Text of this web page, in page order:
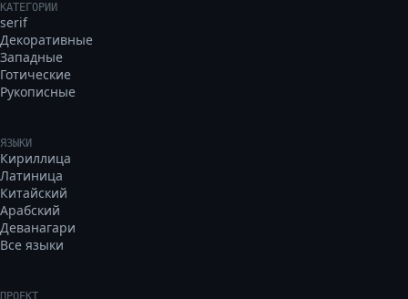
КАТЕГОРИИ
serif
Декоративные
Западные
Готические
Рукописные
ЯЗЫКИ
Кириллица
Латиница
Китайский
Арабский
Деванагари
Все языки
ПРОЕКТ